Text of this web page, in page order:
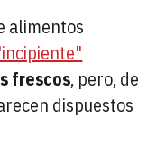
alimentos
frescos, pero, de
dispuestos